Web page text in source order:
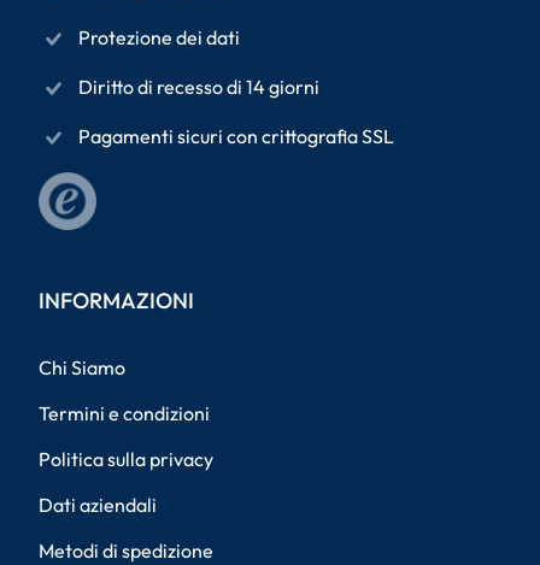
Protezione dei dati
Diritto di recesso di 14 giorni
Pagamenti sicuri con crittografia SSL
INFORMAZIONI
Chi Siamo
Termini e condizioni
Politica sulla privacy
Dati aziendali
Metodi di spedizione